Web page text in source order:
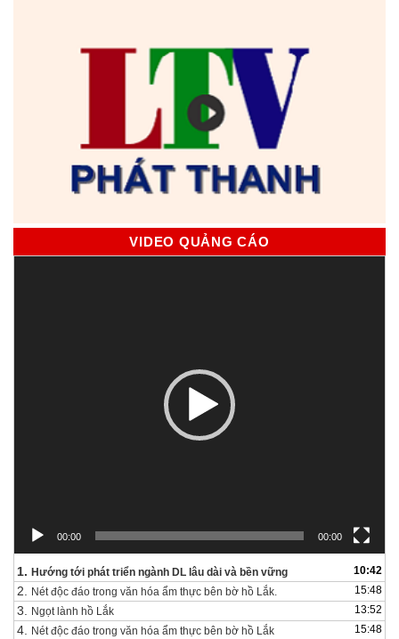
VIDEO QUẢNG CÁO
00:00 00:00
1. Hướng tới phát triển ngành DL lâu dài và bền vững 10:42
2. Nét độc đáo trong văn hóa ẩm thực bên bờ hồ Lắk. 15:48
3. Ngọt lành hồ Lắk 13:52
4. Nét độc đáo trong văn hóa ẩm thực bên bờ hồ Lắk 15:48